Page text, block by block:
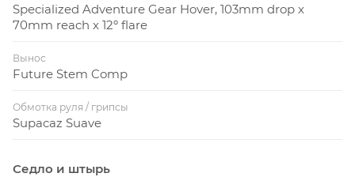
Specialized Adventure Gear Hover, 103mm drop x
70mm reach x 12º flare
Вынос
Future Stem Comp
Обмотка руля / грипсы
Supacaz Suave
Седло и штырь